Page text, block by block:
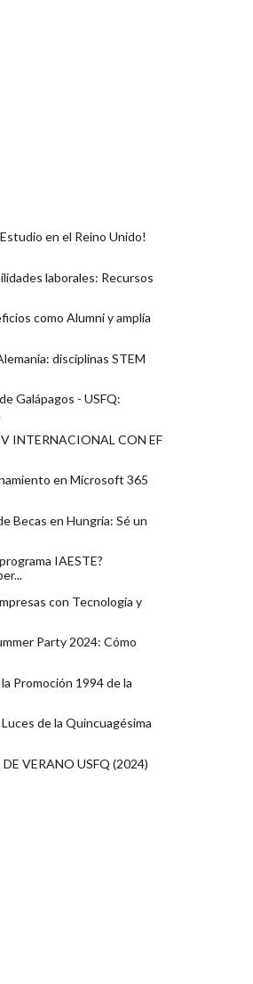
en el Reino Unido!
laborales: Recursos
como Alumni y amplía
disciplinas STEM
Galápagos - USFQ:
INTERNACIONAL CON EF
en Microsoft 365
Becas en Hungría: Sé un
IAESTE?
con Tecnología y
Party 2024: Cómo
Promoción 1994 de la
de la Quincuagésima
VERANO USFQ (2024)